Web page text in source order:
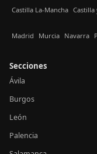
Castilla La-Mancha Castilla
Madrid Murcia Navarra
Secciones
Ávila
Burgos
León
Palencia